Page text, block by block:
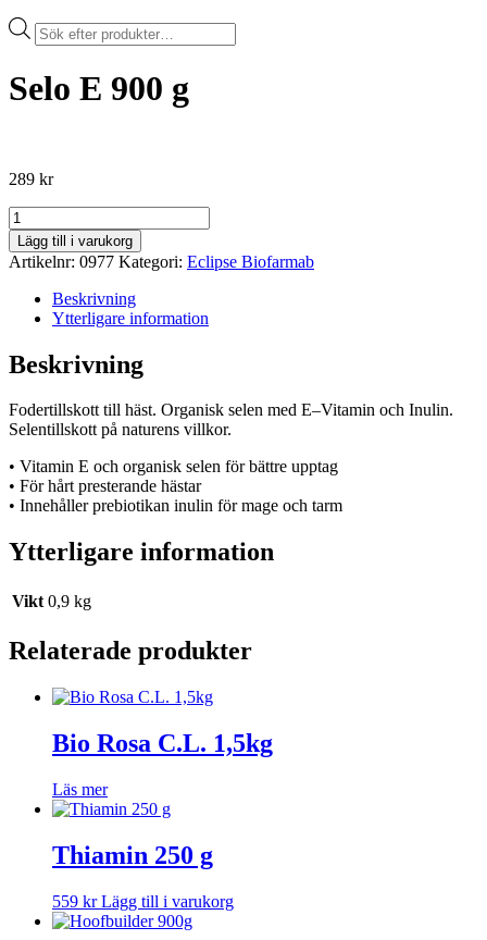
Products
search
Selo E 900 g
289 kr
Selo
E
900
g
mängd
Lägg till i varukorg
Artikelnr: 0977 Kategori: Eclipse Biofarmab
Beskrivning
Ytterligare information
Beskrivning
Fodertillskott till häst. Organisk selen med E–Vitamin och Inulin.
Selentillskott på naturens villkor.
• Vitamin E och organisk selen för bättre upptag
• För hårt presterande hästar
• Innehåller prebiotikan inulin för mage och tarm
Ytterligare information
Vikt 0,9 kg
Relaterade produkter
Bio Rosa C.L. 1,5kg
Läs mer
Thiamin 250 g
559 kr Lägg till i varukorg